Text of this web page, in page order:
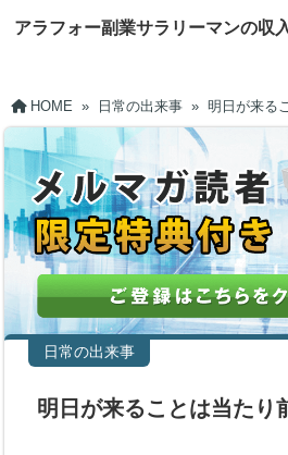
アラフォー副業サラリーマンの収
HOME » 日常の出来事 » 明日が来る
日常の出来事
明日が来ることは当たり